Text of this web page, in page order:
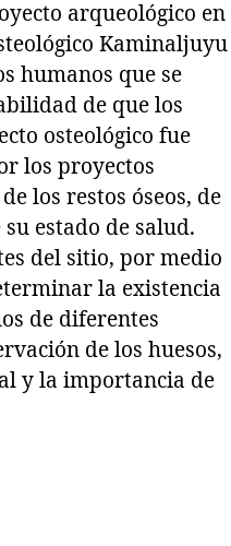
arqueológico en
Kaminaljuyu
humanos que se
de que los
osteológico fue
los proyectos
los restos óseos, de
estado de salud.
del sitio, por medio
la existencia
de diferentes
de los huesos,
y la importancia de